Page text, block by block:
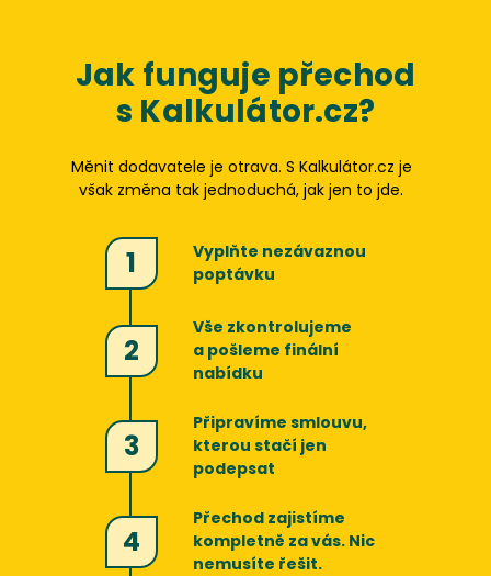
Jak funguje přechod
s Kalkulátor.cz?
Měnit dodavatele je otrava. S Kalkulátor.cz je
však změna tak jednoduchá, jak jen to jde.
1
Vyplňte nezávaznou
poptávku
2
Vše zkontrolujeme
a pošleme finální
nabídku
3
Připravíme smlouvu,
kterou stačí jen
podepsat
4
Přechod zajistíme
kompletně za vás. Nic
nemusíte řešit.